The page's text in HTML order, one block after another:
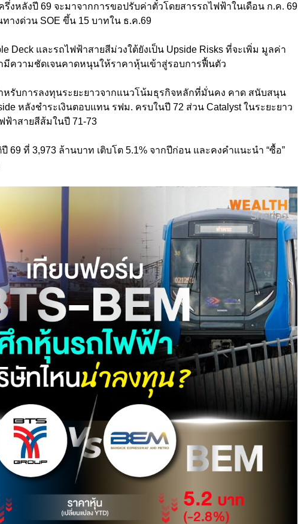
รึ่งหลังปี 69 จะมาจากการขอปรับค่าตั๋วโดยสารรถไฟฟ้าในเดือน ก.ค. 69
างด่วน SOE ขึ้น 15 บาทใน ธ.ค.69
Deck และรถไฟฟ้าสายสีม่วงใต้ยังเป็น Upside Risks ที่จะเพิ่ม มูลค่า
มีความชัดเจนคาดหนุนให้ราคาหุ้นเข้าสู่รอบการฟื้นตัว
หรับการลงทุนระยะยาวจากแนวโน้มธุรกิจหลักที่มั่นคง คาด สนับสนุน
หลังชำระเงินตอบแทน รฟม. ครบในปี 72 ส่วน Catalyst ในระยะยาว
ฟ้าสายสีส้มในปี 71-73
69 ที่ 3,973 ล้านบาท เติบโต 5.1% จากปีก่อน และคงคำแนะนำ “ซื้อ”